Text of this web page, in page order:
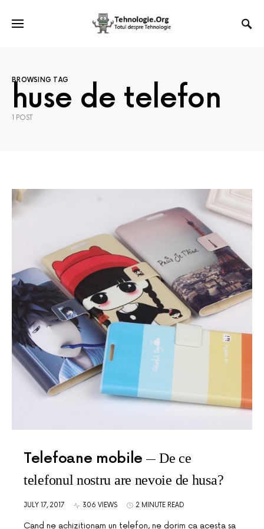
BROWSING TAG
huse de telefon
1 POST
Telefoane mobile
De ce
telefonul nostru are nevoie de husa?
JULY 17, 2017 306 VIEWS 2 MINUTE READ
Cand ne achizitionam un telefon, ne dorim ca acesta sa